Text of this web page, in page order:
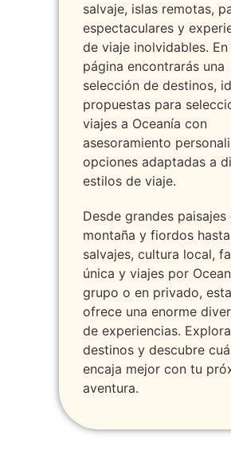
salvaje, islas remotas,
espectaculares y
de viaje inolvidables. En
página encontrarás una
selección de destinos,
propuestas para
viajes a Oceanía con
asesoramiento
opciones adaptadas a
estilos de viaje.
Desde grandes paisajes
montaña y fiordos
salvajes, cultura local,
única y viajes por
grupo o en privado,
ofrece una enorme
de experiencias.
destinos y descubre
encaja mejor con tu
aventura.